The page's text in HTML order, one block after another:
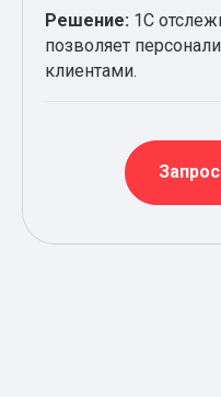
Решение: 1С
позволяет
клиентами.